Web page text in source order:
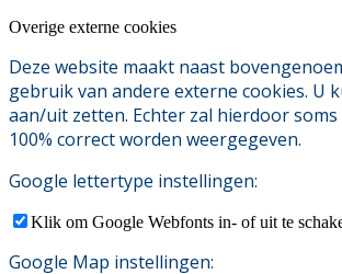
Overige externe cookies
Deze website maakt naast
gebruik van andere externe cookies. U
aan/uit zetten. Echter zal hierdoor
100% correct worden weergegeven.
Google lettertype instellingen:
Klik om Google Webfonts in- of uit te
Google Map instellingen: